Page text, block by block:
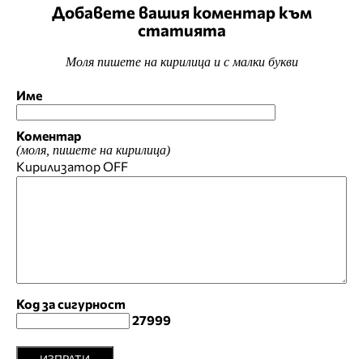
Добавете вашия коментар към
статията
Моля пишете на кирилица и с малки букви
Име
Коментар
(моля, пишете на кирилица)
КирилизаторOFF
Код за сигурност
27999